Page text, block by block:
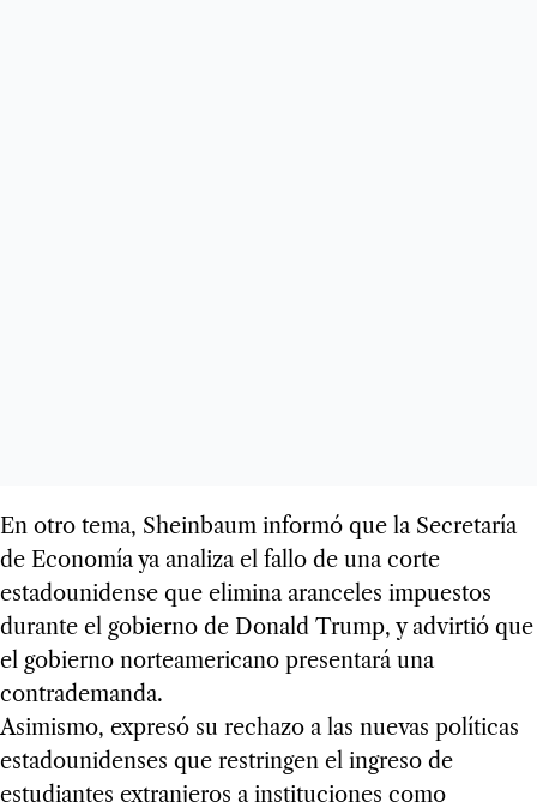
En otro tema, Sheinbaum informó que la Secretaría
de Economía ya analiza el fallo de una corte
estadounidense que elimina aranceles impuestos
durante el gobierno de Donald Trump, y advirtió que
el gobierno norteamericano presentará una
contrademanda.
Asimismo, expresó su rechazo a las nuevas políticas
estadounidenses que restringen el ingreso de
estudiantes extranjeros a instituciones como